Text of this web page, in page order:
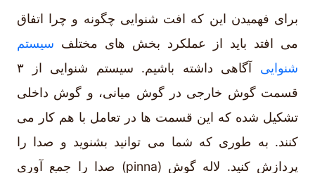
برای فهمیدن این که افت شنوایی چگونه و چرا اتفاق
می افتد باید از عملکرد بخش های مختلف سیستم
شنوایی
آگاهی داشته باشیم. سیستم شنوایی از ۳
قسمت گوش خارجی در گوش میانی، و گوش داخلی
تشکیل شده که این قسمت ها در تعامل با هم کار می
کنند. به طوری که شما می توانید بشنوید و صدا را
پردازش کنید. لاله گوش (pinna) صدا را جمع آوری